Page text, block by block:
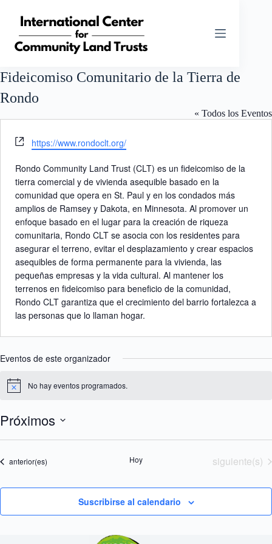
contenido
Fideicomiso Comunitario de la Tierra de
Rondo
« Todos los Eventos
W
e
b
s
i
t
e
https://www.rondoclt.org/
Rondo Community Land Trust (CLT) es un fideicomiso de la
tierra comercial y de vivienda asequible basado en la
comunidad que opera en St. Paul y en los condados más
amplios de Ramsey y Dakota, en Minnesota. Al promover un
enfoque basado en el lugar para la creación de riqueza
comunitaria, Rondo CLT se asocia con los residentes para
asegurar el terreno, evitar el desplazamiento y crear espacios
asequibles de forma permanente para la vivienda, las
pequeñas empresas y la vida cultural. Al mantener los
terrenos en fideicomiso para beneficio de la comunidad,
Rondo CLT garantiza que el crecimiento del barrio fortalezca a
las personas que lo llaman hogar.
Eventos de este organizador
s
o
No hay eventos programados.
Próximos
e
c
n
Eventos
anterior(es) Hoy Eventos
siguiente(s)
Suscribirse al calendario